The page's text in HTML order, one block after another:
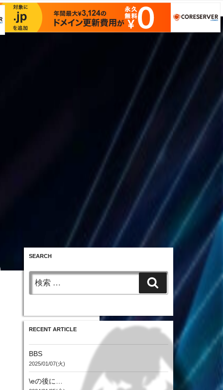
SEARCH
検
索:
索
RECENT ARTICLE
BBS
2025/01/07(火)
\eの後に…